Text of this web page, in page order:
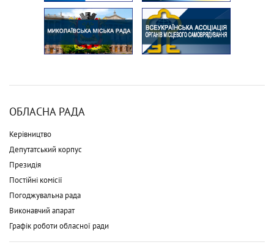
ОБЛАСНА РАДА
Керівництво
Депутатський корпус
Президія
Постійні комісії
Погоджувальна рада
Виконавчий апарат
Графік роботи обласної ради